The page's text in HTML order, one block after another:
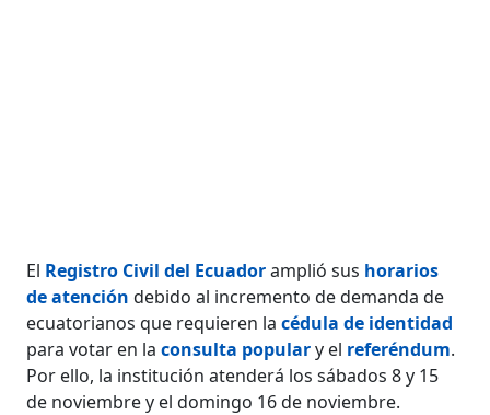
El Registro Civil del Ecuadoramplió sus horarios
de atencióndebido al incremento de demanda de
ecuatorianos que requieren lacédula de identidad
para votar en laconsulta populary el referéndum.
Por ello, la institución atenderá los sábados 8 y 15
de noviembre y el domingo 16 de noviembre.